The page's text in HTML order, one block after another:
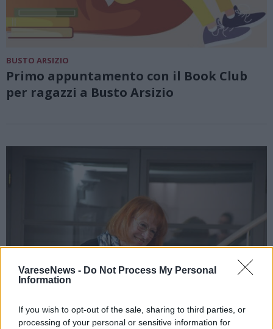
VareseNews - Do Not Process My Personal
Information
If you wish to opt-out of the sale, sharing to third parties, or
processing of your personal or sensitive information for
BUSTO ARSIZIO
Primo appuntamento con il Book Club
per ragazzi a Busto Arsizio